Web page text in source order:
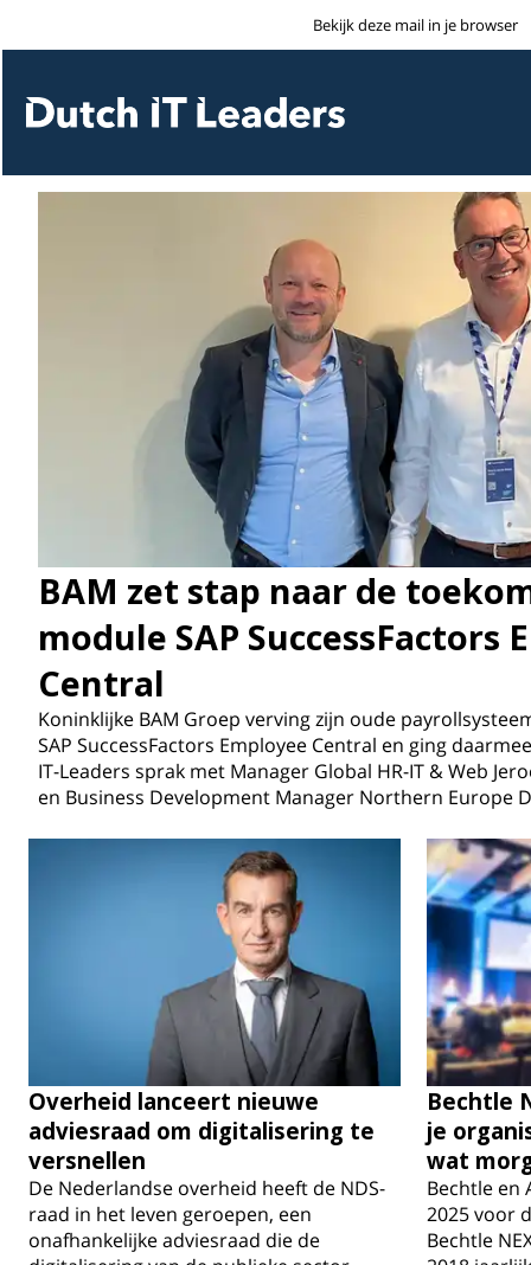
Bekijk deze mail in je browser
BAM zet stap naar de
module SAP SuccessFactors
Central
Koninklijke BAM Groep verving zijn oude
SAP SuccessFactors Employee Central en ging
IT-Leaders sprak met Manager Global HR-IT & Web
en Business Development Manager Northern Europe
Overheid lanceert nieuwe
adviesraad om digitalisering te
versnellen
De Nederlandse overheid heeft de NDS-
raad in het leven geroepen, een
onafhankelijke adviesraad die de
Bechtle
je
wat
Bechtle en
2025 voor
Bechtle